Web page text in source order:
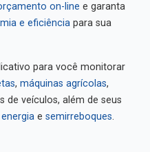
on-line e garanta
e eficiência para sua
para você monitorar
, máquinas agrícolas,
de veículos, além de seus
e semirreboques.